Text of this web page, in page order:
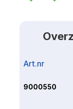
Art.nr
9000550